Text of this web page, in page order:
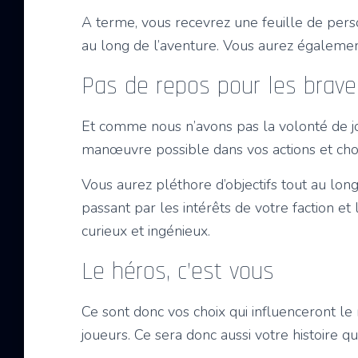
A terme, vous recevrez une feuille de
au long de l’aventure. Vous aurez
Pas de repos pour les
Et comme nous n’avons pas la volonté
manœuvre possible dans vos actions et
Vous aurez pléthore d’objectifs tout au
passant par les intérêts de votre faction
curieux et ingénieux.
Le héros, c’est vous
Ce sont donc vos choix qui influenceront
joueurs. Ce sera donc aussi votre histoire